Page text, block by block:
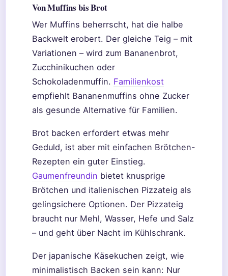
Von Muffins bis Brot
Wer Muffins beherrscht, hat die halbe
Backwelt erobert. Der gleiche Teig – mit
Variationen – wird zum Bananenbrot,
Zucchinikuchen oder
Schokoladenmuffin. Familienkost
empfiehlt Bananenmuffins ohne Zucker
als gesunde Alternative für Familien.
Brot backen erfordert etwas mehr
Geduld, ist aber mit einfachen Brötchen-
Rezepten ein guter Einstieg.
Gaumenfreundin bietet knusprige
Brötchen und italienischen Pizzateig als
gelingsichere Optionen. Der Pizzateig
braucht nur Mehl, Wasser, Hefe und Salz
– und geht über Nacht im Kühlschrank.
Der japanische Käsekuchen zeigt, wie
minimalistisch Backen sein kann: Nur